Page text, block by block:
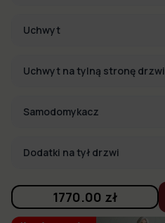
Uchwyt
Uchwyt na tylną stronę drzwi
Samodomykacz
Dodatki na tył drzwi
1770.00 zł